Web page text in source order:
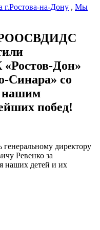
на-Дону , Мы
РРООСВДИДС
Дон»
Синара» со
нашим
побед!
директору
Ревенко за
наших детей и их